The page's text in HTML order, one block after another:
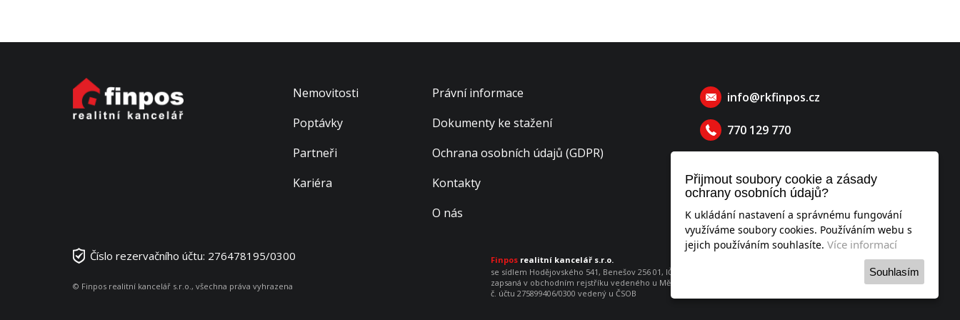
Přijmout soubory cookie a zásady
ochrany osobních údajů?
K ukládání nastavení a správnému fungování
využíváme soubory cookies. Používáním webu s
jejich používáním souhlasíte. Více informací
Souhlasím
Nemovitosti
Poptávky
Partneři
Kariéra
Právní informace
Dokumenty ke stažení
Ochrana osobních údajů (GDPR)
Kontakty
O nás
info@rkfinpos.cz
770 129 770
Číslo rezervačního účtu: 276478195/0300
© Finpos realitní kancelář s.r.o., všechna práva vyhrazena
Finpos realitní kancelář s.r.o.
se sídlem Hodějovského 541, Benešov 256 01, IČO: 052 53 951
zapsaná v obchodním rejstříku vedeného u Městského soudu v Praze, oddíl C, vložka 260736
č. účtu 275899406/0300 vedený u ČSOB